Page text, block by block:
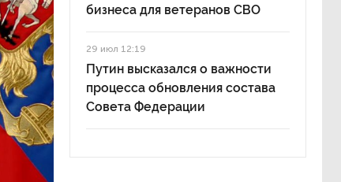
бизнеса для ветеранов СВО
29 июл 12:19
Путин высказался о важности
процесса обновления состава
Совета Федерации